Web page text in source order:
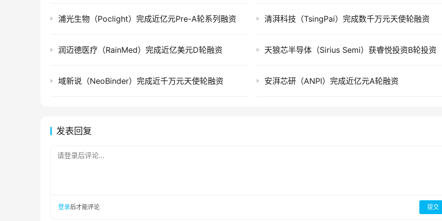
浦光生物（Poclight）完成近亿元Pre-A轮系列融资 清湃科技（TsingPai）完成数千万元天使轮融资
润迈德医疗（RainMed）完成近亿美元D轮融资 天狼芯半导体（Sirius Semi）获睿悦投资B轮投资
域新说（NeoBinder）完成近千万元天使轮融资 安湃芯研（ANPI）完成近亿元A轮融资
发表回复
请登录后评论...
登录后才能评论 提交